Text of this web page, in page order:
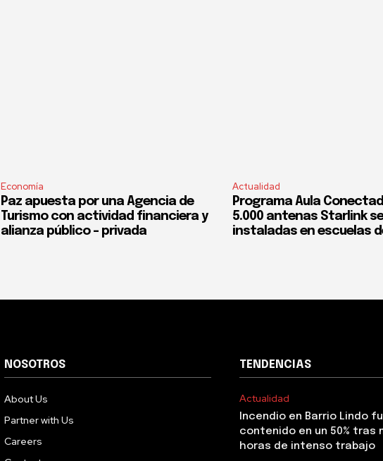
Economía
Paz apuesta por una Agencia de
Turismo con actividad financiera y
alianza público – privada
Actualidad
Programa Aula
5.000 antenas Starlink
instaladas en escuelas
NOSOTROS
About Us
Partner with Us
Careers
TENDENCIAS
Actualidad
Incendio en Barrio Lindo
contenido en un 50% tras
horas de intenso trabajo